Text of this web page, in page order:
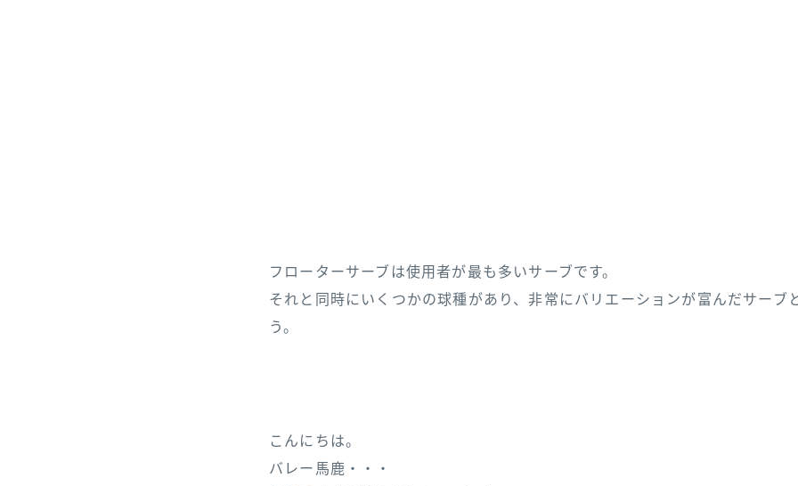
フローターサーブは使用者が最も多いサーブです。
それと同時にいくつかの球種があり、非常にバリエーションが富んだサーブ
う。
こんにちは。
バレー馬鹿・・・